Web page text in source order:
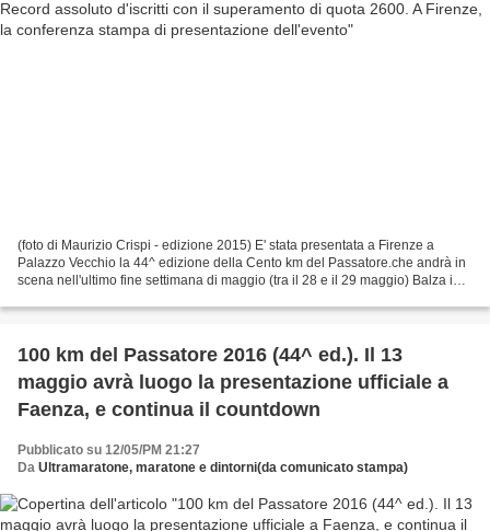
(foto di Maurizio Crispi - edizione 2015) E' stata presentata a Firenze a
Palazzo Vecchio la 44^ edizione della Cento km del Passatore.che andrà in
scena nell'ultimo fine settimana di maggio (tra il 28 e il 29 maggio) Balza in
100 km del Passatore 2016 (44^ ed.). Il 13
maggio avrà luogo la presentazione ufficiale a
Faenza, e continua il countdown
Pubblicato su 12/05/PM 21:27
Da Ultramaratone, maratone e dintorni(da comunicato stampa)